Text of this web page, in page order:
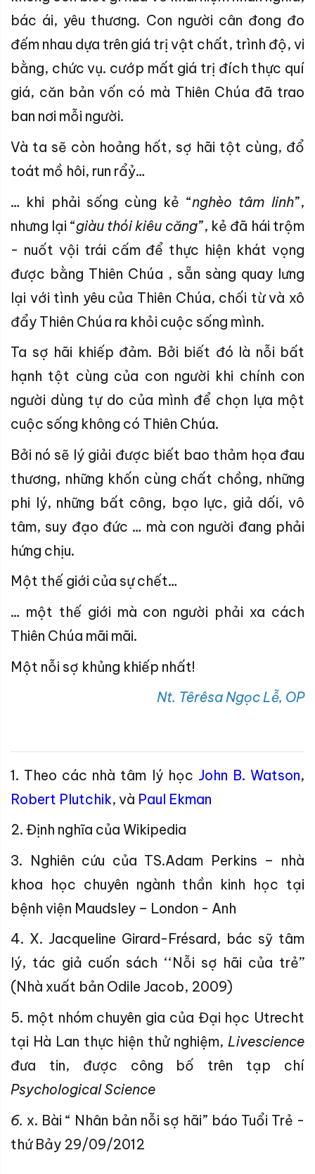
bác ái, yêu thương. Con người cân đong đo
đếm nhau dựa trên giá trị vật chất, trình độ, vi
bằng, chức vụ. cướp mất giá trị đích thực quí
giá, căn bản vốn có mà Thiên Chúa đã trao
ban nơi mỗi người.
Và ta sẽ còn hoảng hốt, sợ hãi tột cùng, đổ
toát mồ hôi, run rẩỷ…
… khi phải sống cùng kẻ “nghèo tâm linh”,
nhưng lại “giàu thói kiêu căng”, kẻ đã hái trộm
- nuốt vội trái cấm để thực hiện khát vọng
được bằng Thiên Chúa , sẵn sàng quay lưng
lại với tình yêu của Thiên Chúa, chối từ và xô
đẩy Thiên Chúa ra khỏi cuộc sống mình.
Ta sợ hãi khiếp đảm. Bởi biết đó là nỗi bất
hạnh tột cùng của con người khi chính con
người dùng tự do của mình để chọn lựa một
cuộc sống không có Thiên Chúa.
Bởi nó sẽ lý giải được biết bao thảm họa đau
thương, những khốn cùng chất chồng, những
phi lý, những bất công, bạo lực, giả dối, vô
tâm, suy đạo đức … mà con người đang phải
hứng chịu.
Một thế giới của sự chết…
… một thế giới mà con người phải xa cách
Thiên Chúa mãi mãi.
Một nỗi sợ khủng khiếp nhất!
Nt. Têrêsa Ngọc Lễ, OP
1. Theo các nhà tâm lý học John B. Watson,
Robert Plutchik, và Paul Ekman
2. Định nghĩa của Wikipedia
3. Nghiên cứu của TS.Adam Perkins – nhà
khoa học chuyên ngành thần kinh học tại
bệnh viện Maudsley – London - Anh
4. X. Jacqueline Girard-Frésard, bác sỹ tâm
lý, tác giả cuốn sách ‘‘Nỗi sợ hãi của trẻ’’
(Nhà xuất bản Odile Jacob, 2009)
5. một nhóm chuyên gia của Đại học Utrecht
tại Hà Lan thực hiện thử nghiệm, Livescience
đưa tin, được công bố trên tạp chí
Psychological Science
6. x. Bài “ Nhân bản nỗi sợ hãi” báo Tuổi Trẻ -
thứ Bảy 29/09/2012